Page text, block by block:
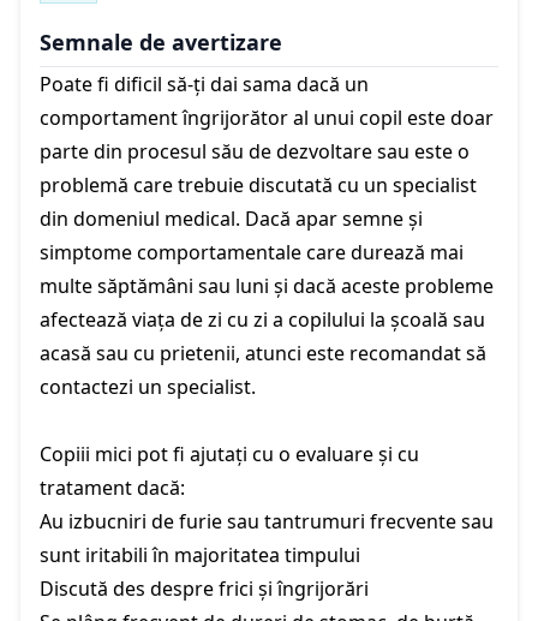
Semnale de avertizare
Poate fi dificil să-ți dai sama dacă un
comportament îngrijorător al unui copil este doar
parte din procesul său de dezvoltare sau este o
problemă care trebuie discutată cu un specialist
din domeniul medical. Dacă apar semne și
simptome comportamentale care durează mai
multe săptămâni sau luni și dacă aceste probleme
afectează viața de zi cu zi a copilului la școală sau
acasă sau cu prietenii, atunci este recomandat să
contactezi un specialist.
Copiii mici pot fi ajutați cu o evaluare și cu
tratament dacă:
Au izbucniri de furie sau tantrumuri frecvente sau
sunt iritabili în majoritatea timpului
Discută des despre frici și îngrijorări